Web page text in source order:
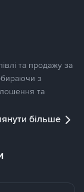
та продажу за
з
та
більше